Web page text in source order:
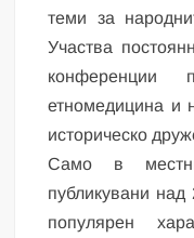
теми за
Участва
конференции
етномедицина и
историческо
Само в
публикувани над
популярен